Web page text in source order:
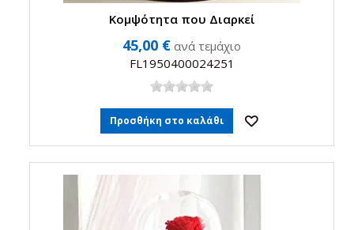
Κομψότητα που Διαρκεί
45,00 € ανά τεμάχιο
FL1950400024251
Προσθήκη στο καλάθι